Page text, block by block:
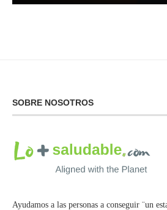
SOBRE NOSOTROS
Ayudamos a las personas a conseguir ¨un